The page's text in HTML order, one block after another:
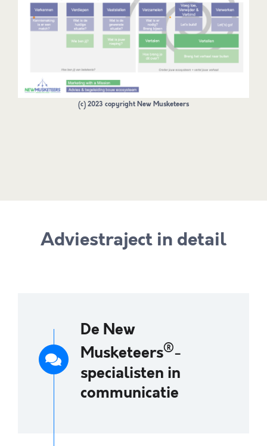
(c) 2023 copyright New Musketeers
Adviestraject in detail
De New
Musketeers®-
specialisten in
communicatie